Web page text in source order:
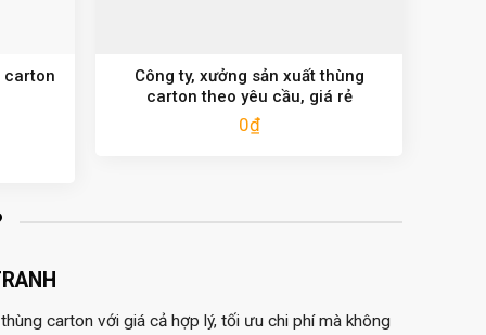
carton
Công ty, xưởng sản xuất thùng
carton theo yêu cầu, giá rẻ
0₫
carton với giá cả hợp lý, tối ưu chi phí mà không